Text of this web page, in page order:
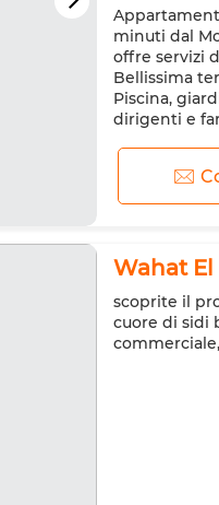
Sistema di
Forno a
minuti dal
offre servizi
Bellissima
Piscina,
dirigenti e
Wahat
scoprite il
cuore di sidi